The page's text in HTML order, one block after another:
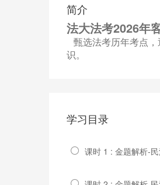
简介
法大法考2026年
甄选法考历年考点
识。
学习目录
课时 1 : 金题解析-民